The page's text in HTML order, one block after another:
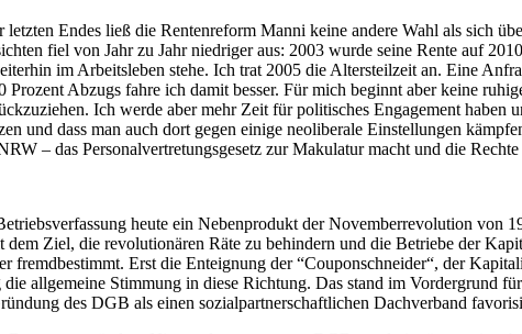
Endes ließ die Rentenreform Manni keine andere Wahl als sich
fiel von Jahr zu Jahr niedriger aus: 2003 wurde seine Rente auf
im Arbeitsleben stehe. Ich trat 2005 die Altersteilzeit an. Eine
Prozent Abzugs fahre ich damit besser. Für mich beginnt aber keine
Ich werde aber mehr Zeit für politisches Engagement
und dass man auch dort gegen einige neoliberale Einstellungen
– das Personalvertretungsgesetz zur Makulatur macht und die Rechte
heute ein Nebenprodukt der Novemberrevolution von
Ziel, die revolutionären Räte zu behindern und die Betriebe der
fremdbestimmt. Erst die Enteignung der “Couponschneider“, der
allgemeine Stimmung in diese Richtung. Das stand im Vordergrund
des DGB als einen sozialpartnerschaftlichen Dachverband